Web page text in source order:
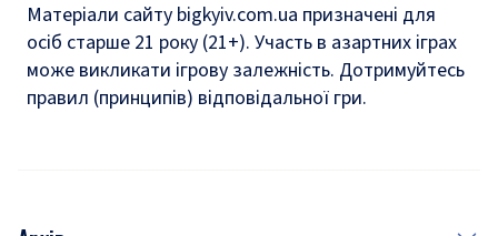
Матеріали сайту bigkyiv.com.ua призначені для
осіб старше 21 року (21+). Участь в азартних іграх
може викликати ігрову залежність. Дотримуйтесь
правил (принципів) відповідальної гри.